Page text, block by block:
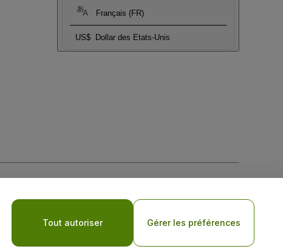
Français (FR)
US$ Dollar des Etats-Unis
Politique de confidentialité pour les appareils mobiles
Tout autoriser Gérer les préférences